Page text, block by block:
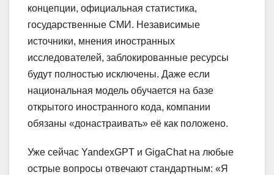
концепции, официальная статистика,
государственные СМИ. Независимые
источники, мнения иностранных
исследователей, заблокированные ресурсы
будут полностью исключены. Даже если
национальная модель обучается на базе
открытого иностранного кода, компании
обязаны «донастраивать» её как положено.
Уже сейчас YandexGPT и GigaChat на любые
острые вопросы отвечают стандартным: «Я